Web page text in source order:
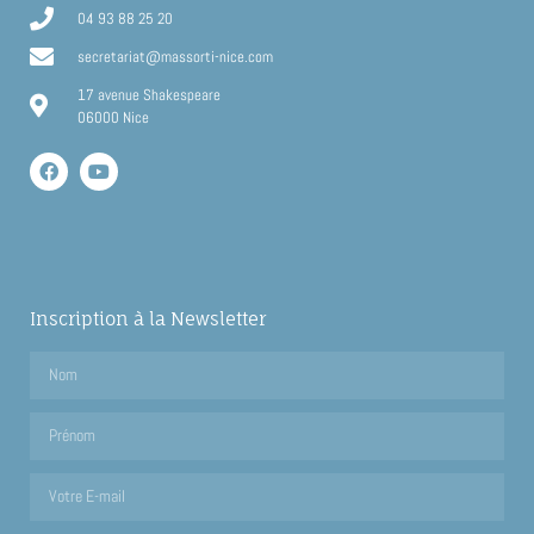
04 93 88 25 20
secretariat@massorti-nice.com
17 avenue Shakespeare
06000 Nice
Inscription à la Newsletter